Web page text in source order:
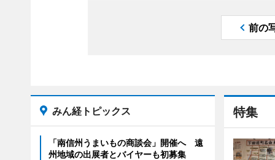
前の
特集
みん経トピックス
「南信州うまいもの商談会」開催へ 遠
州地域の出展者とバイヤーも初募集